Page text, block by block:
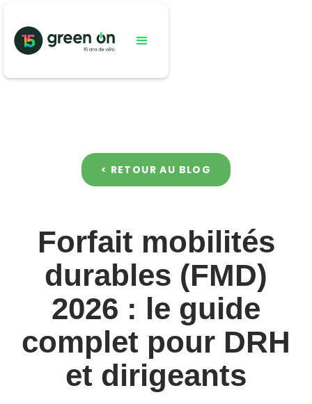
< RETOUR AU BLOG
Forfait mobilités
durables (FMD)
2026 : le guide
complet pour DRH
et dirigeants